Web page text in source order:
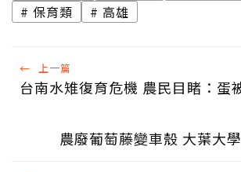
保育類
高雄
← 上一篇
台南水雉復育危機 農民目睹：蛋
農廢葡萄藤變車殼 大葉大